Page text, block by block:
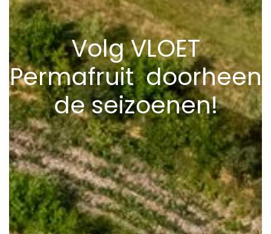
Volg VLOET
Permafruit doorheen
de seizoenen!